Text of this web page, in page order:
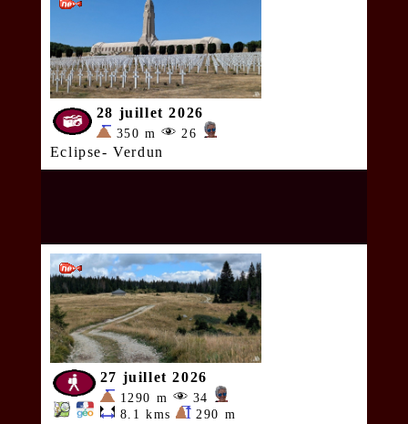
28 juillet 2026
350 m 26
Eclipse- Verdun
27 juillet 2026
1290 m
34
8.1 kms
290 m